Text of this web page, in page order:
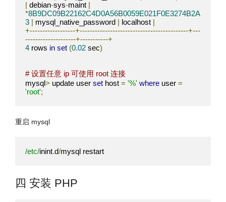
| debian-sys-maint |
*8B9DC09B22162C4D0A56B0059E021F0E3274B2A
3 | mysql_native_password | localhost |
+------------------+-------------------------------------------+---
--------------------+-----------+
4 rows in set (0.02 sec)
# 设置任意 ip 可使用 root 连接
mysql> update user set host = '%' where user =
'root';
重启 mysql
/etc/inint.d/mysql restart
四 安装 PHP